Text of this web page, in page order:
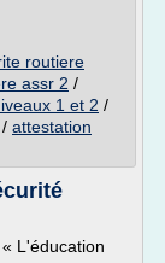
routiere
assr 2 /
1 et 2 /
/ attestation
L'éducation